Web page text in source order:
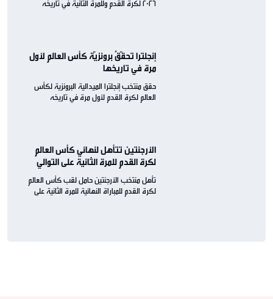
2026 لكرة القدم وللمرة الثانية في تاريخه
إنجلترا تحقّقُ برونزيّة كأس العالم لأول
مرة في تاريخها
حقق منتخب إنجلترا الميدالية البرونزية لكأس
العالم لكرة القدم لأول مرة في تاريخه
الأرجنتين تتأهل لنهائي كأس العالم
لكرة القدم للمرة الثانية على التوالي
تأهل منتخب الأرجنتين حامل لقب كأس العالم
لكرة القدم للمباراة النهائية للمرة الثانية على